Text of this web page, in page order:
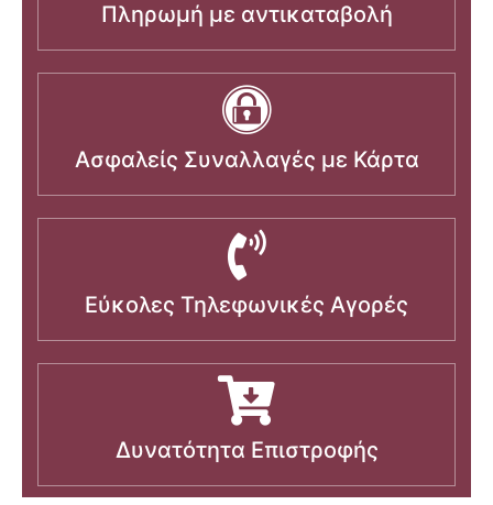
Πληρωμή με αντικαταβολή
Ασφαλείς Συναλλαγές με Κάρτα
Εύκολες Τηλεφωνικές Αγορές
Δυνατότητα Επιστροφής